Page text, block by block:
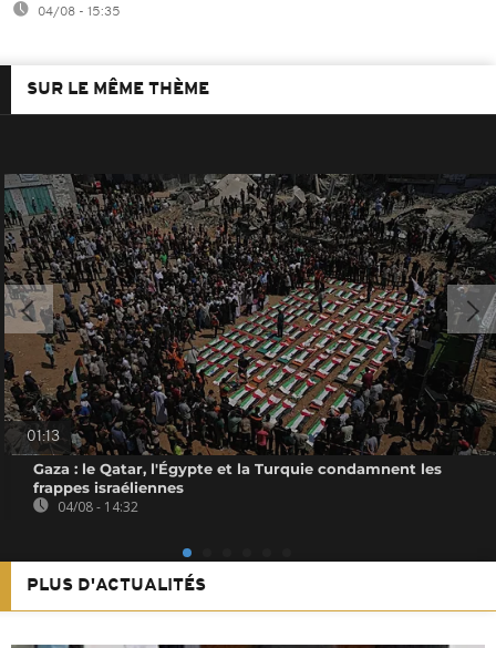
04/08 - 15:35
SUR LE MÊME THÈME
01:13
Gaza : le Qatar, l'Égypte et la Turquie condamnent les
frappes israéliennes
04/08 - 14:32
PLUS D'ACTUALITÉS